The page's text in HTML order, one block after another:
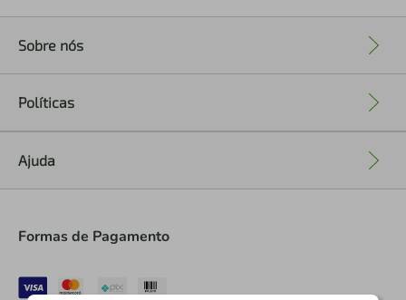
Sobre nós
Políticas
Ajuda
Formas de Pagamento